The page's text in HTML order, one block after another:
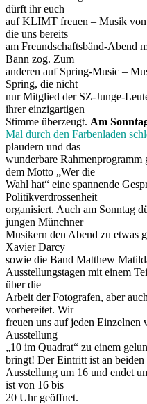
dürft ihr euch
auf KLIMT freuen – Musik von
die uns bereits
am Freundschaftsbänd-Abend
Bann zog. Zum
anderen auf Spring-Music –
Spring, die nicht
nur Mitglied der SZ-Junge-
ihrer einzigartigen
Stimme überzeugt. Am
Mal durch den Farbenladen
plaudern und das
wunderbare
dem Motto „Wer die
Wahl hat“ eine spannende
Politikverdrossenheit
organisiert. Auch am Sonntag
jungen Münchner
Musikern den Abend zu etwas
Xavier Darcy
sowie die Band Matthew
Ausstellungstagen mit einem
über die
Arbeit der Fotografen, aber
vorbereitet. Wir
freuen uns auf jeden Einzelnen
Ausstellung
„10 im Quadrat“ zu einem
bringt! Der Eintritt ist an
Ausstellung um 16 und endet
ist von 16 bis
20 Uhr geöffnet.